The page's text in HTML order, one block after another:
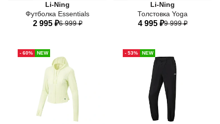
Li-Ning
Футболка Essentials
2 995 ₽6 999 ₽
40 42
50
52
Li-Ning
Толстовка Yoga
4 995 ₽9 999 ₽
40 42
50
52
- 60% NEW - 53% NEW